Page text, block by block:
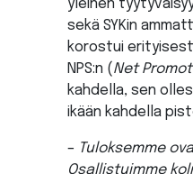
yleinen
sekä SYKin
korostui
NPS:n (Net
kahdella, sen
ikään kahdella
– Tuloksemme
Osallistuimme